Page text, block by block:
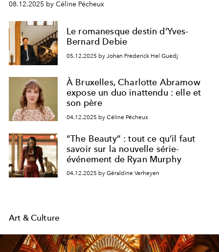
exact où le masque tombe. Portrait d’une photographe
belge devenue incontournable à New York.
08.12.2025 by Céline Pécheux
Le romanesque destin d’Yves-
Bernard Debie
05.12.2025 by Johan Frederick Hel Guedj
À Bruxelles, Charlotte Abramow
expose un duo inattendu : elle et
son père
04.12.2025 by Céline Pécheux
“The Beauty” : tout ce qu’il faut
savoir sur la nouvelle série-
événement de Ryan Murphy
04.12.2025 by Géraldine Verheyen
Art & Culture